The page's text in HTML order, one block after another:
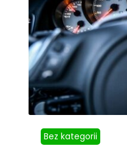
Bez kategorii